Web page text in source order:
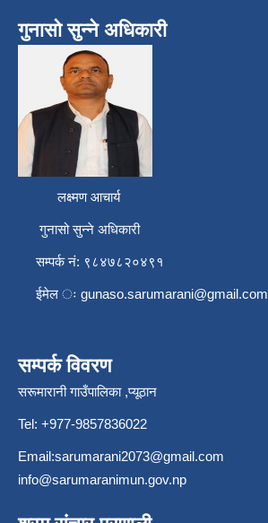
गुनासो सुन्ने अधिकारी
लक्ष्मण आचार्य
गुनासो सुन्ने अधिकारी
सम्पर्क नं: ९८४७८२०४९१
ईमेल ः gunaso.sarumarani@gmail.com
सम्पर्क विवरण
सरूमारानी गाउँपालिका ,प्यूठान
Tel: +977-9857836022
Email:sarumarani2073@gmail.com
info@sarumaranimun.gov.np